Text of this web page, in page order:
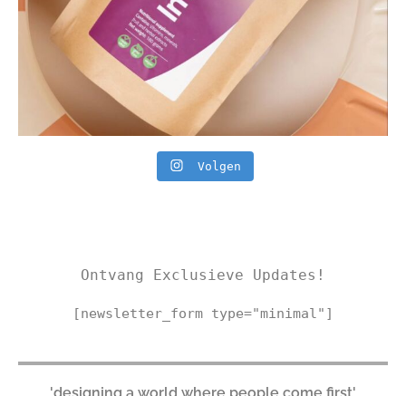
Volgen
Ontvang Exclusieve Updates!
[newsletter_form type="minimal"]
'designing a world where people come first'